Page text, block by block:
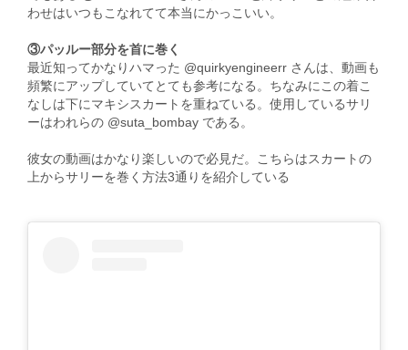
わせはいつもこなれてて本当にかっこいい。
③パッルー部分を首に巻く
最近知ってかなりハマった @quirkyengineerr さんは、動画も
頻繁にアップしていてとても参考になる。ちなみにこの着こ
なしは下にマキシスカートを重ねている。使用しているサリ
ーはわれらの @suta_bombay である。
彼女の動画はかなり楽しいので必見だ。こちらはスカートの
上からサリーを巻く方法3通りを紹介している